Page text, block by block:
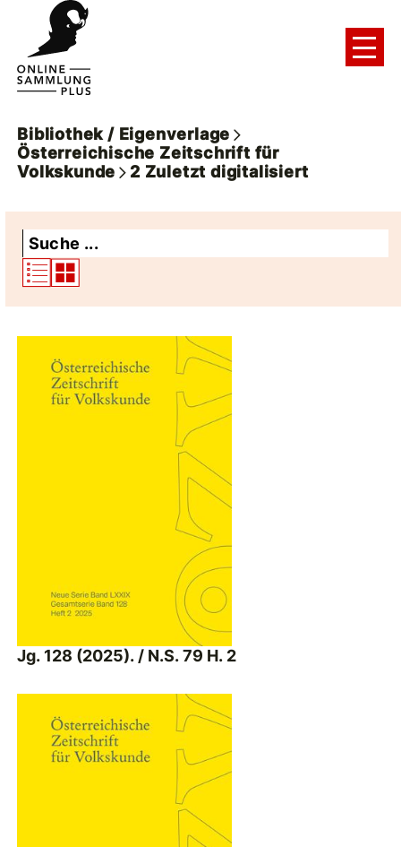
Bibliothek / Eigenverlage
Österreichische Zeitschrift für
Volkskunde
2Zuletzt digitalisiert
Jg. 128 (2025). / N.S. 79 H. 2